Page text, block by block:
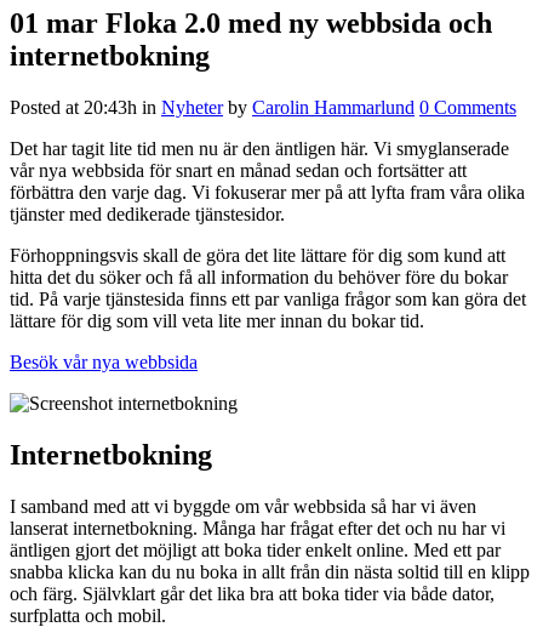
01 mar Floka 2.0 med ny webbsida och
internetbokning
Posted at 20:43h in Nyheter by Carolin Hammarlund 0 Comments
Det har tagit lite tid men nu är den äntligen här. Vi smyglanserade
vår nya webbsida för snart en månad sedan och fortsätter att
förbättra den varje dag. Vi fokuserar mer på att lyfta fram våra olika
tjänster med dedikerade tjänstesidor.
Förhoppningsvis skall de göra det lite lättare för dig som kund att
hitta det du söker och få all information du behöver före du bokar
tid. På varje tjänstesida finns ett par vanliga frågor som kan göra det
lättare för dig som vill veta lite mer innan du bokar tid.
Besök vår nya webbsida
Internetbokning
I samband med att vi byggde om vår webbsida så har vi även
lanserat internetbokning. Många har frågat efter det och nu har vi
äntligen gjort det möjligt att boka tider enkelt online. Med ett par
snabba klicka kan du nu boka in allt från din nästa soltid till en klipp
och färg. Självklart går det lika bra att boka tider via både dator,
surfplatta och mobil.